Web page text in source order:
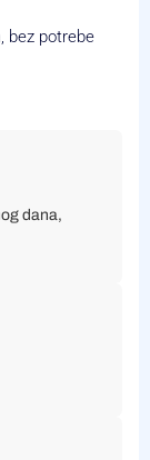
bez potrebe
dana,